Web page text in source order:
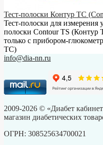
Тест-полоски Контур ТС
Тест-полоски для измерения
полоски Contour TS (Контур
только с прибором-
ТС)
info@dia-nn.ru
2009-2026 © «Диабет
магазин диабетических
ОГРН: 308525634700021